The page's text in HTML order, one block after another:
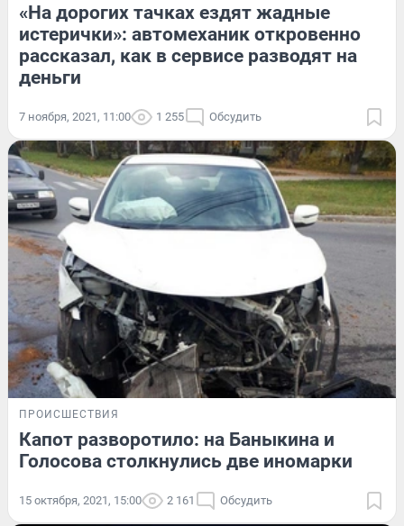
«На дорогих тачках ездят жадные
истерички»: автомеханик откровенно
рассказал, как в сервисе разводят на
деньги
7 ноября, 2021, 11:00 1 255 Обсудить
ПРОИСШЕСТВИЯ
Капот разворотило: на Баныкина и
Голосова столкнулись две иномарки
15 октября, 2021, 15:00 2 161 Обсудить